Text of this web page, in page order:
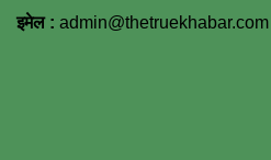
इमेल : admin@thetruekhabar.com